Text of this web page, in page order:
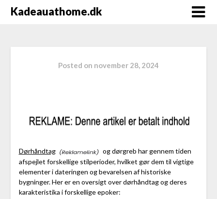
Kadeauathome.dk
Posted on november 28, 2024
Dørhåndtag
og dørgreb har gennem tiden
afspejlet forskellige stilperioder, hvilket gør dem til vigtige
elementer i dateringen og bevarelsen af historiske
bygninger. Her er en oversigt over dørhåndtag og deres
karakteristika i forskellige epoker: